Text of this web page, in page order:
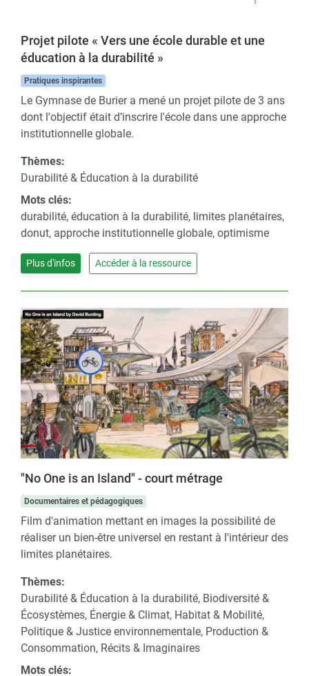
Projet pilote « Vers une école durable et une
éducation à la durabilité »
Pratiques inspirantes
Le Gymnase de Burier a mené un projet pilote de 3 ans
dont l'objectif était d’inscrire l'école dans une approche
institutionnelle globale.
Thèmes:
Durabilité & Éducation à la durabilité
Mots clés:
durabilité, éducation à la durabilité, limites planétaires,
donut, approche institutionnelle globale, optimisme
Plus d'infos Accéder à la ressource
"No One is an Island" - court métrage
Documentaires et pédagogiques
Film d'animation mettant en images la possibilité de
réaliser un bien-être universel en restant à l'intérieur des
limites planétaires.
Thèmes:
Durabilité & Éducation à la durabilité, Biodiversité &
Écosystèmes, Énergie & Climat, Habitat & Mobilité,
Politique & Justice environnementale, Production &
Consommation, Récits & Imaginaires
Mots clés: